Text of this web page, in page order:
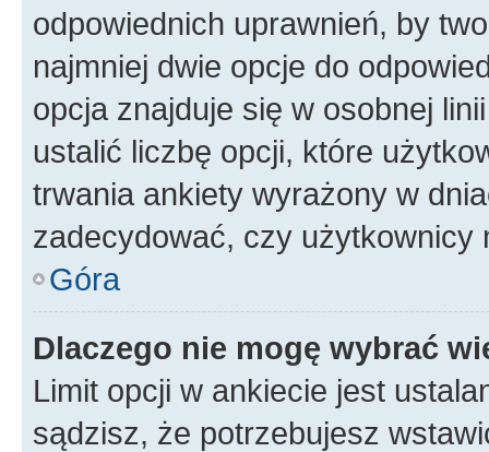
odpowiednich uprawnień, by
najmniej dwie opcje do
opcja znajduje się w osobnej
ustalić liczbę opcji, które
trwania ankiety wyrażony w
zadecydować, czy użytkownicy
Góra
Dlaczego nie mogę wybrać
Limit opcji w ankiecie jest
sądzisz, że potrzebujesz